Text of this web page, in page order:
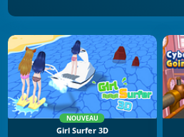
NOUVEAU
Girl Surfer 3D